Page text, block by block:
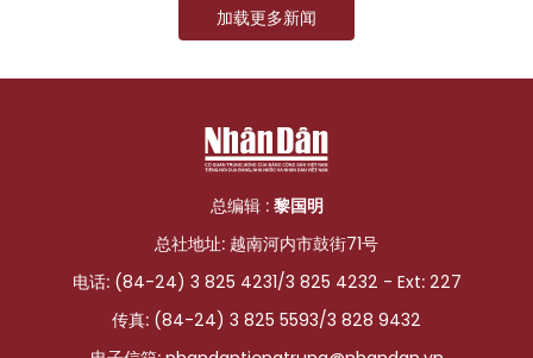
史海
多功能媒体
图表新闻
图库
视频
人民报社简介
加载更多新闻
总编辑 : 黎国明
总社地址: 越南河内市鼓街71号
电话: (84-24) 3 825 4231/3 825 4232 - Ext: 227
传真: (84-24) 3 825 5593/3 828 9432